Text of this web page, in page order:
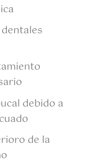
debido a
de la